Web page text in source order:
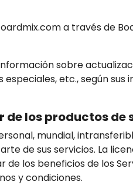
a través de
sobre
etc., según sus
de los productos de
mundial,
de sus servicios. La
los beneficios de los
y condiciones.